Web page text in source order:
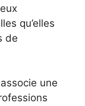
qu’elles
de
une